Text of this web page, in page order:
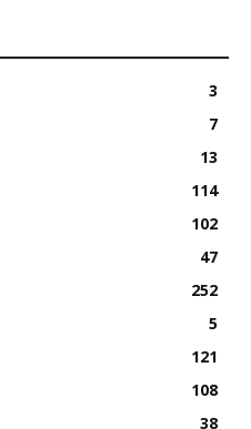
3
7
13
114
102
47
252
5
121
108
38